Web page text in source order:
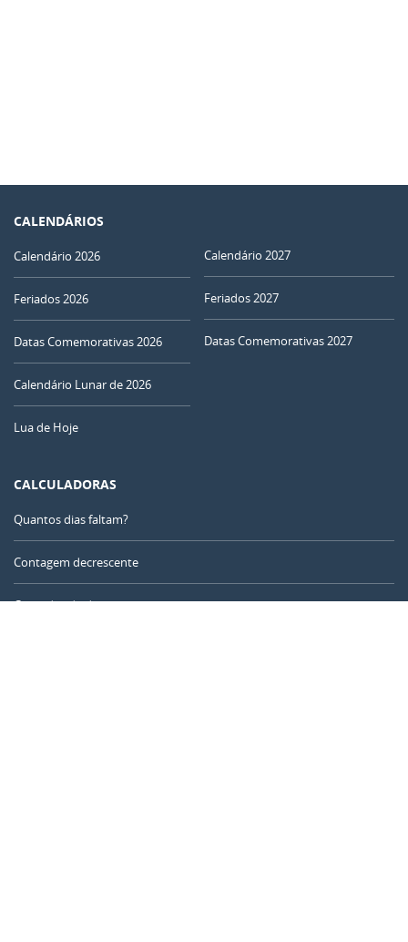
CALENDÁRIOS
Calendário 2026
Feriados 2026
Datas Comemorativas 2026
Calendário Lunar de 2026
Lua de Hoje
Calendário 2027
Feriados 2027
Datas Comemorativas 2027
CALCULADORAS
Quantos dias faltam?
Contagem decrescente
Contador de dias